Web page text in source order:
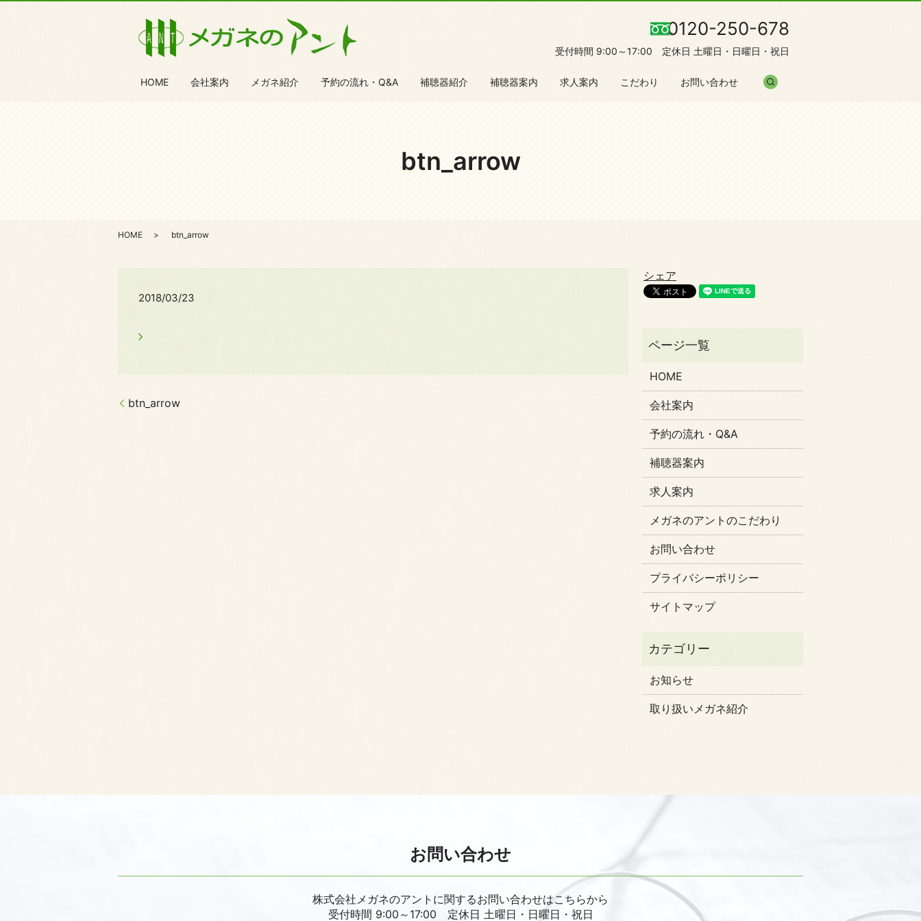
0120-250-678
受付時間 9:00～17:00 定休日 土曜日・日曜日・祝日
HOME 会社案内 メガネ紹介 予約の流れ・Q&A 補聴器紹介 補聴器案内 求人案内 こだわり お問い合わせ
btn_arrow
HOME btn_arrow
2018/03/23
btn_arrow
シェア
HOME
会社案内
予約の流れ・Q&A
補聴器案内
求人案内
メガネのアントのこだわり
お問い合わせ
プライバシーポリシー
サイトマップ
お知らせ
取り扱いメガネ紹介
お問い合わせ
株式会社メガネのアントに関するお問い合わせはこちらから
受付時間 9:00～17:00 定休日 土曜日・日曜日・祝日